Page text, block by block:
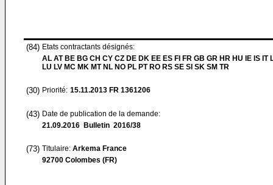
(84) Etats contractants désignés:
AL AT BE BG CH CY CZ DE DK EE ES FI FR GB GR HR HU IE IS IT
LU LV MC MK MT NL NO PL PT RO RS SE SI SK SM TR
(30) Priorité: 15.11.2013 FR 1361206
(43) Date de publication de la demande:
21.09.2016 Bulletin 2016/38
(73) Titulaire: Arkema France
92700 Colombes (FR)